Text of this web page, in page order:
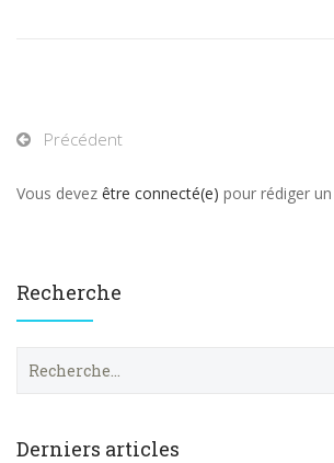
Précédent
Vous devez être connecté(e) pour rédiger
Recherche
e
Derniers articles